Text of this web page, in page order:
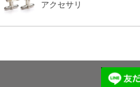
アクセサリ